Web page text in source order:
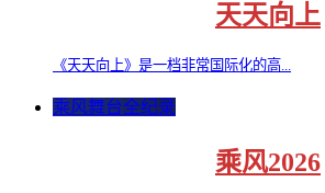
天天向上
《天天向上》是一档非常国际化的高...
乘风舞台全纪录
乘风2026